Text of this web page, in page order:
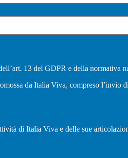
13 del GDPR e della normativa
da Italia Viva, compreso l’invio
di Italia Viva e delle sue